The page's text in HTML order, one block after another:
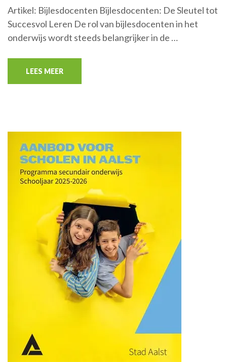
Artikel: Bijlesdocenten Bijlesdocenten: De Sleutel tot
Succesvol Leren De rol van bijlesdocenten in het
onderwijs wordt steeds belangrijker in de …
LEES MEER